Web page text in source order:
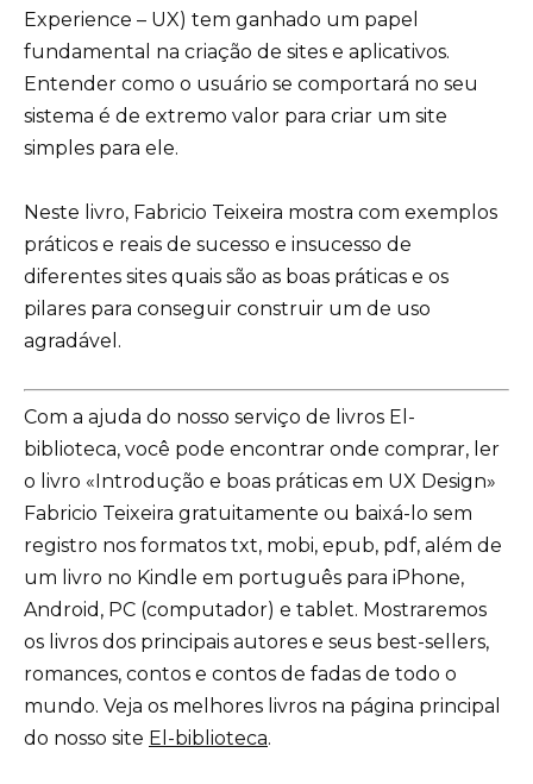
Experience – UX) tem ganhado um papel
fundamental na criação de sites e aplicativos.
Entender como o usuário se comportará no seu
sistema é de extremo valor para criar um site
simples para ele.
Neste livro, Fabricio Teixeira mostra com exemplos
práticos e reais de sucesso e insucesso de
diferentes sites quais são as boas práticas e os
pilares para conseguir construir um de uso
agradável.
Com a ajuda do nosso serviço de livros El-
biblioteca, você pode encontrar onde comprar, ler
o livro «Introdução e boas práticas em UX Design»
Fabricio Teixeira gratuitamente ou baixá-lo sem
registro nos formatos txt, mobi, epub, pdf, além de
um livro no Kindle em português para iPhone,
Android, PC (computador) e tablet. Mostraremos
os livros dos principais autores e seus best-sellers,
romances, contos e contos de fadas de todo o
mundo. Veja os melhores livros na página principal
do nosso site El-biblioteca.